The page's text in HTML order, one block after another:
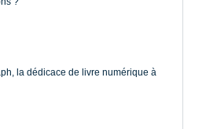
la dédicace de livre numérique à